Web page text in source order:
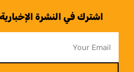
اشترك في النشرة الإخبارية